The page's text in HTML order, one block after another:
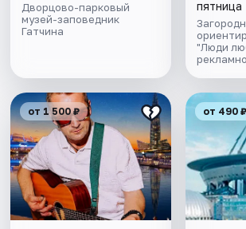
Дворцово-парковый
музей-заповедник
Гатчина
пятница
"Люди
от 1 500 ₽ от 490 ₽